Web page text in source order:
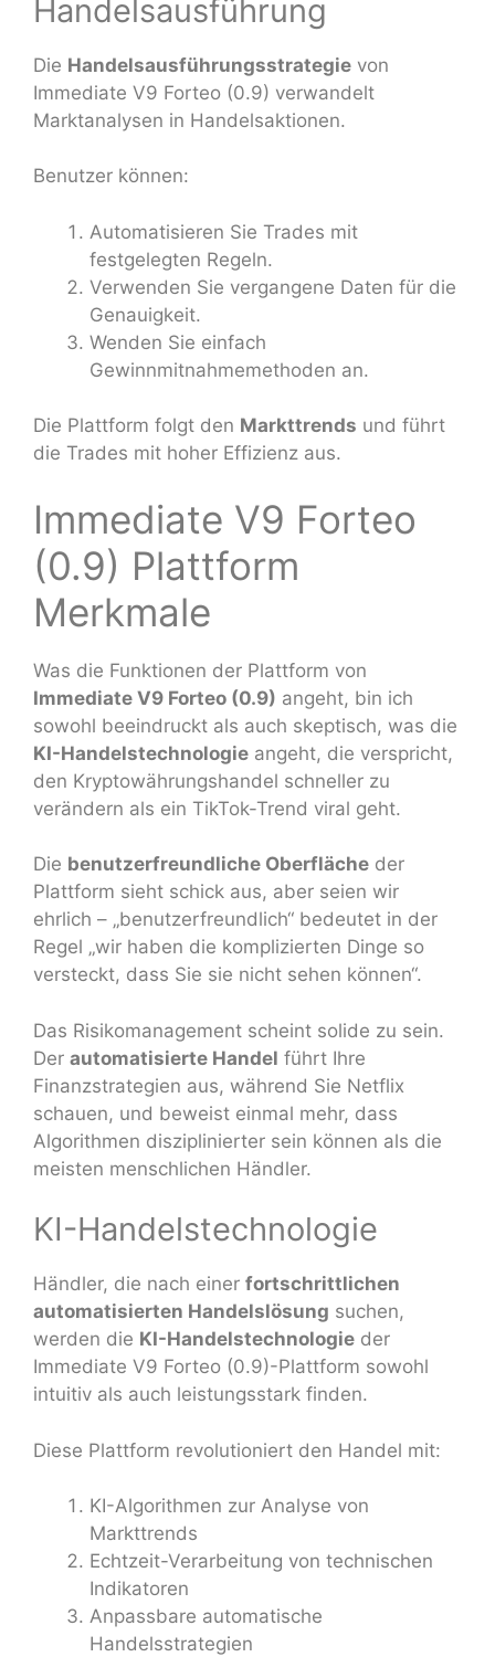
Handelsausführung
Die Handelsausführungsstrategie von
Immediate V9 Forteo (0.9) verwandelt
Marktanalysen in Handelsaktionen.
Benutzer können:
Automatisieren Sie Trades mit
festgelegten Regeln.
Verwenden Sie vergangene Daten für die
Genauigkeit.
Wenden Sie einfach
Gewinnmitnahmemethoden an.
Die Plattform folgt den Markttrends und führt
die Trades mit hoher Effizienz aus.
Immediate V9 Forteo
(0.9) Plattform
Merkmale
Was die Funktionen der Plattform von
Immediate V9 Forteo (0.9) angeht, bin ich
sowohl beeindruckt als auch skeptisch, was die
KI-Handelstechnologie angeht, die verspricht,
den Kryptowährungshandel schneller zu
verändern als ein TikTok-Trend viral geht.
Die benutzerfreundliche Oberfläche der
Plattform sieht schick aus, aber seien wir
ehrlich – „benutzerfreundlich“ bedeutet in der
Regel „wir haben die komplizierten Dinge so
versteckt, dass Sie sie nicht sehen können“.
Das Risikomanagement scheint solide zu sein.
Der automatisierte Handel führt Ihre
Finanzstrategien aus, während Sie Netflix
schauen, und beweist einmal mehr, dass
Algorithmen disziplinierter sein können als die
meisten menschlichen Händler.
KI-Handelstechnologie
Händler, die nach einer fortschrittlichen
automatisierten Handelslösung suchen,
werden die KI-Handelstechnologie der
Immediate V9 Forteo (0.9)-Plattform sowohl
intuitiv als auch leistungsstark finden.
Diese Plattform revolutioniert den Handel mit:
KI-Algorithmen zur Analyse von
Markttrends
Echtzeit-Verarbeitung von technischen
Indikatoren
Anpassbare automatische
Handelsstrategien